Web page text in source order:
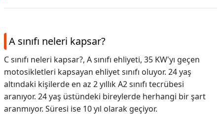
İLETİŞİM
A sınıfı neleri kapsar?
C sınıfı neleri kapsar?, A sınıfı ehliyeti, 35 KW'yı geçen
motosikletleri kapsayan ehliyet sınıfı oluyor. 24 yaş
altındaki kişilerde en az 2 yıllık A2 sınıfı tecrübesi
aranıyor. 24 yaş üstündeki bireylerde herhangi bir şart
aranmıyor. Süresi ise 10 yıl olarak geçiyor.